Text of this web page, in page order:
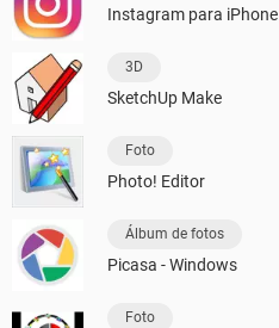
Instagram para iPhone
3D
SketchUp Make
Foto
Photo! Editor
Álbum de fotos
Picasa - Windows
Foto